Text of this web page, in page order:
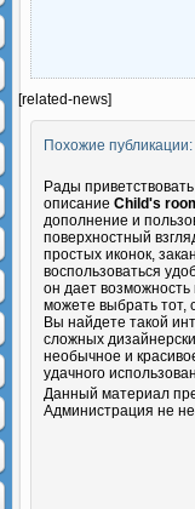
[related-news]
Похожие публикации:
Рады
описание Child's
дополнение и
поверхностный
простых иконок,
воспользоваться
он дает
можете выбрать тот,
Вы найдете такой
сложных
необычное и
удачного
Данный материал
Администрация не